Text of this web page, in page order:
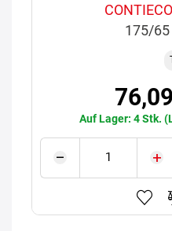
175/65
Auf Lager: 4 Stk.